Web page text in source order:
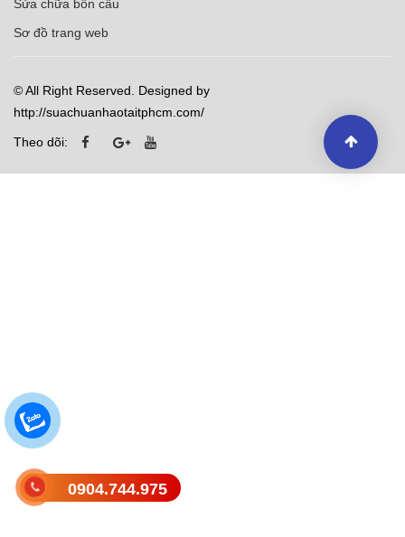
Sửa chữa bồn cầu
Sơ đồ trang web
© All Right Reserved. Designed by
http://suachuanhaotaitphcm.com/
Theo dõi:
0904.744.975